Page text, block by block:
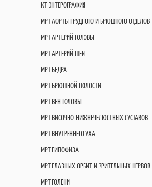
КТ ЭНТЕРОГРАФИЯ
МРТ АОРТЫ ГРУДНОГО И БРЮШНОГО ОТДЕЛОВ
МРТ АРТЕРИЙ ГОЛОВЫ
МРТ АРТЕРИЙ ШЕИ
МРТ БЕДРА
МРТ БРЮШНОЙ ПОЛОСТИ
МРТ ВЕН ГОЛОВЫ
МРТ ВИСОЧНО-НИЖНЕЧЕЛЮСТНЫХ СУСТАВОВ
МРТ ВНУТРЕННЕГО УХА
МРТ ГИПОФИЗА
МРТ ГЛАЗНЫХ ОРБИТ И ЗРИТЕЛЬНЫХ НЕРВОВ
МРТ ГОЛЕНИ